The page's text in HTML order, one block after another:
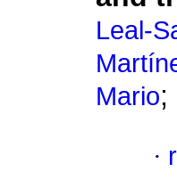
Leal-
Mario;
·